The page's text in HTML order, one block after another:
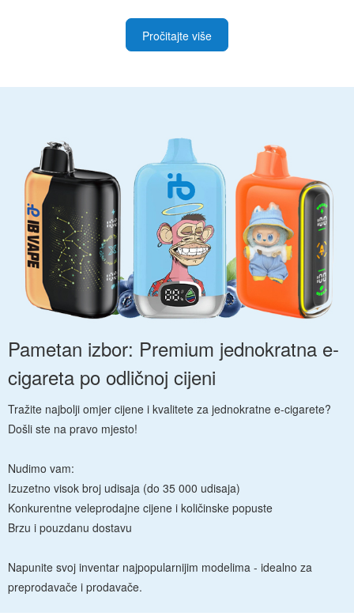
Pročitajte više
Pametan izbor: Premium jednokratna e-
cigareta po odličnoj cijeni
Tražite najbolji omjer cijene i kvalitete za jednokratne e-cigarete?
Došli ste na pravo mjesto!
Nudimo vam:
Izuzetno visok broj udisaja (do 35 000 udisaja)
Konkurentne veleprodajne cijene i količinske popuste
Brzu i pouzdanu dostavu
Napunite svoj inventar najpopularnijim modelima - idealno za
preprodavače i prodavače.